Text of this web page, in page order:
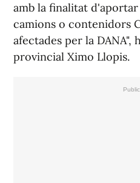
amb la finalitat
camions o contenidors
afectades per la
provincial Ximo Llopis.